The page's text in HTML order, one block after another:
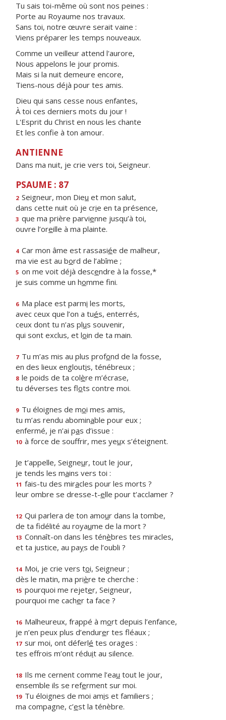
Tu sais toi-même où sont nos peines :
Porte au Royaume nos travaux.
Sans toi, notre œuvre serait vaine :
Viens préparer les temps nouveaux.
Comme un veilleur attend l'aurore,
Nous appelons le jour promis.
Mais si la nuit demeure encore,
Tiens-nous déjà pour tes amis.
Dieu qui sans cesse nous enfantes,
À toi ces derniers mots du jour !
L'Esprit du Christ en nous les chante
Et les confie à ton amour.
ANTIENNE
Dans ma nuit, je crie vers toi, Seigneur.
PSAUME : 87
2 Seigneur, mon Dieu et mon salut,
dans cette nuit où je crie en ta présence,
3 que ma prière parvienne jusqu’à toi,
ouvre l’oreille à ma plainte.
4 Car mon âme est rassasiée de malheur,
ma vie est au bord de l’abîme ;
5 on me voit déjà descendre à la fosse,*
je suis comme un homme fini.
6 Ma place est parmi les morts,
avec ceux que l’on a tués, enterrés,
ceux dont tu n’as plus souvenir,
qui sont exclus, et loin de ta main.
7 Tu m’as mis au plus profond de la fosse,
en des lieux engloutis, ténébreux ;
8 le poids de ta colère m’écrase,
tu déverses tes flots contre moi.
9 Tu éloignes de moi mes amis,
tu m’as rendu abominable pour eux ;
enfermé, je n’ai pas d’issue :
10 à force de souffrir, mes yeux s’éteignent.
Je t’appelle, Seigneur, tout le jour,
je tends les mains vers toi :
11 fais-tu des miracles pour les morts ?
leur ombre se dresse-t-elle pour t’acclamer ?
12 Qui parlera de ton amour dans la tombe,
de ta fidélité au royaume de la mort ?
13 Connaît-on dans les ténèbres tes miracles,
et ta justice, au pays de l’oubli ?
14 Moi, je crie vers toi, Seigneur ;
dès le matin, ma prière te cherche :
15 pourquoi me rejeter, Seigneur,
pourquoi me cacher ta face ?
16 Malheureux, frappé à mort depuis l’enfance,
je n’en peux plus d’endurer tes fléaux ;
17 sur moi, ont déferlé tes orages :
tes effrois m’ont réduit au silence.
18 Ils me cernent comme l’eau tout le jour,
ensemble ils se referment sur moi.
19 Tu éloignes de moi amis et familiers ;
ma compagne, c’est la ténèbre.